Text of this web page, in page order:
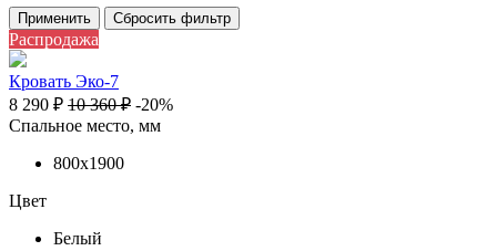
Применить Сбросить фильтр
Распродажа
Кровать Эко-7
8 290 ₽ 10 360₽ -20%
Спальное место, мм
800х1900
Цвет
Белый